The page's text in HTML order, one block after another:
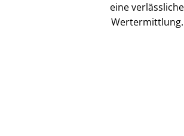
eine verlässliche
Wertermittlung.